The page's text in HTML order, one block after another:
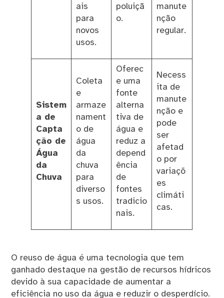
ais
para
novos
usos.
poluiçã
o.
manute
nção
regular.
Sistem
a de
Capta
ção de
Água
da
Chuva
Coleta
e
armaze
nament
o de
água
da
chuva
para
diverso
s usos.
Oferec
e uma
fonte
alterna
tiva de
água e
reduz a
depend
ência
de
fontes
tradicio
nais.
Necess
ita de
manute
nção e
pode
ser
afetad
o por
variaçõ
es
climáti
cas.
O reuso de água é uma tecnologia que tem
ganhado destaque na gestão de recursos hídricos
devido à sua capacidade de aumentar a
eficiência no uso da água e reduzir o desperdício.